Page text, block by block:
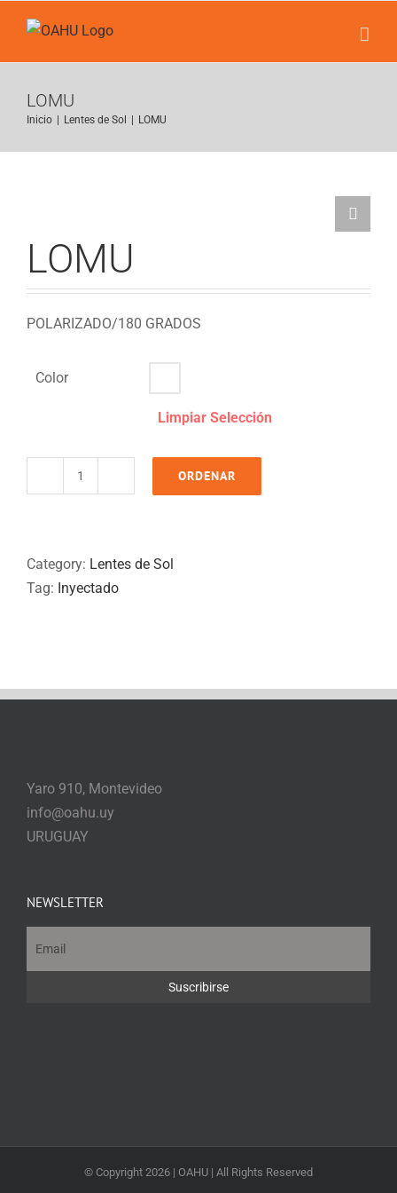
contenido
LOMU
Inicio Lentes de Sol LOMU
LOMU
POLARIZADO/180 GRADOS
Color
Limpiar Selección
ORDENAR
Category: Lentes de Sol
Tag: Inyectado
Yaro 910, Montevideo
info@oahu.uy
URUGUAY
NEWSLETTER
© Copyright 2026 | OAHU | All Rights Reserved